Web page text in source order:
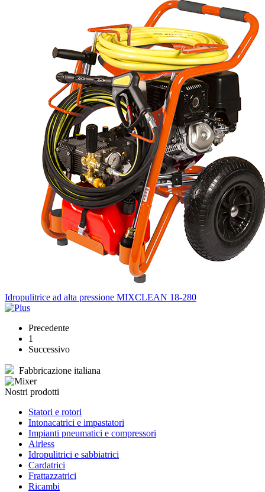
Idropulitrice ad alta pressione MIXCLEAN 18-280
Precedente
1
Successivo
Fabbricazione italiana
Nostri prodotti
Statori e rotori
Intonacatrici e impastatori
Impianti pneumatici e compressori
Airless
Idropulitrici e sabbiatrici
Cardatrici
Frattazzatrici
Ricambi